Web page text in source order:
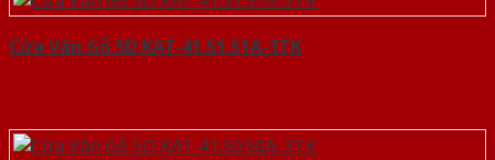
Cửa Vân Gỗ 5D KAT-41.51.51A-3TK